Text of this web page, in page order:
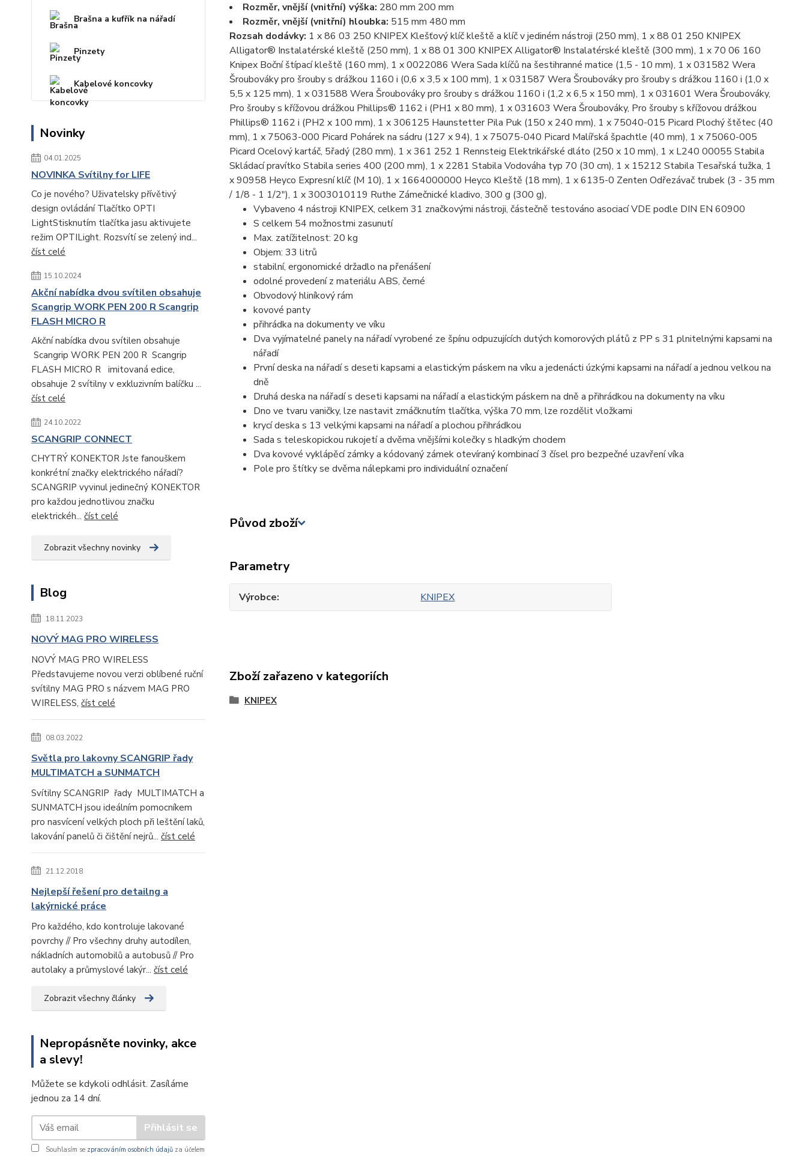
Brašna a kufřík na nářadí
Pinzety
Kabelové koncovky
Novinky
04.01.2025
NOVINKA Svítilny for LIFE
Co je nového? Uživatelsky přívětivý
design ovládání Tlačítko OPTI
LightStisknutím tlačítka jasu aktivujete
režim OPTILight. Rozsvítí se zelený ind...
číst celé
15.10.2024
Akční nabídka dvou svítilen obsahuje
Scangrip WORK PEN 200 R Scangrip
FLASH MICRO R
Akční nabídka dvou svítilen obsahuje
Scangrip WORK PEN 200 R Scangrip
FLASH MICRO R imitovaná edice,
obsahuje 2 svítilny v exkluzivním balíčku ...
číst celé
24.10.2022
SCANGRIP CONNECT
CHYTRÝ KONEKTOR Jste fanouškem
konkrétní značky elektrického nářadí?
SCANGRIP vyvinul jedinečný KONEKTOR
pro každou jednotlivou značku
elektrickéh... číst celé
Zobrazit všechny novinky
Blog
18.11.2023
NOVÝ MAG PRO WIRELESS
NOVÝ MAG PRO WIRELESS
Představujeme novou verzi oblíbené ruční
svítilny MAG PRO s názvem MAG PRO
WIRELESS, číst celé
08.03.2022
Světla pro lakovny SCANGRIP řady
MULTIMATCH a SUNMATCH
Svítilny SCANGRIP řady MULTIMATCH a
SUNMATCH jsou ideálním pomocníkem
pro nasvícení velkých ploch při leštění laků,
lakování panelů či čištění nejrů... číst celé
21.12.2018
Nejlepší řešení pro detailng a
lakýrnické práce
Pro každého, kdo kontroluje lakované
povrchy // Pro všechny druhy autodílen,
nákladních automobilů a autobusů // Pro
autolaky a průmyslové lakýr... číst celé
Zobrazit všechny články
Nepropásněte novinky, akce
a slevy!
Můžete se kdykoli odhlásit. Zasíláme
jednou za 14 dní.
Přihlásit se
Souhlasím se zpracováním osobních údajů za účelem
Rozměr, vnější (vnitřní) výška: 280 mm 200 mm
Rozměr, vnější (vnitřní) hloubka: 515 mm 480 mm
Rozsah dodávky: 1 x 86 03 250 KNIPEX Klešťový klíč kleště a klíč v jediném nástroji (250 mm), 1 x 88 01 250 KNIPEX
Alligator® Instalatérské kleště (250 mm), 1 x 88 01 300 KNIPEX Alligator® Instalatérské kleště (300 mm), 1 x 70 06 160
Knipex Boční štípací kleště (160 mm), 1 x 0022086 Wera Sada klíčů na šestihranné matice (1,5 - 10 mm), 1 x 031582 Wera
Šroubováky pro šrouby s drážkou 1160 i (0,6 x 3,5 x 100 mm), 1 x 031587 Wera Šroubováky pro šrouby s drážkou 1160 i (1,0 x
5,5 x 125 mm), 1 x 031588 Wera Šroubováky pro šrouby s drážkou 1160 i (1,2 x 6,5 x 150 mm), 1 x 031601 Wera Šroubováky,
Pro šrouby s křížovou drážkou Phillips® 1162 i (PH1 x 80 mm), 1 x 031603 Wera Šroubováky, Pro šrouby s křížovou drážkou
Phillips® 1162 i (PH2 x 100 mm), 1 x 306125 Haunstetter Pila Puk (150 x 240 mm), 1 x 75040-015 Picard Plochý štětec (40
mm), 1 x 75063-000 Picard Pohárek na sádru (127 x 94), 1 x 75075-040 Picard Malířská špachtle (40 mm), 1 x 75060-005
Picard Ocelový kartáč, 5řadý (280 mm), 1 x 361 252 1 Rennsteig Elektrikářské dláto (250 x 10 mm), 1 x L240 00055 Stabila
Skládací pravítko Stabila series 400 (200 mm), 1 x 2281 Stabila Vodováha typ 70 (30 cm), 1 x 15212 Stabila Tesařská tužka, 1
x 90958 Heyco Expresní klíč (M 10), 1 x 1664000000 Heyco Kleště (18 mm), 1 x 6135-0 Zenten Odřezávač trubek (3 - 35 mm
/ 1/8 - 1 1/2"), 1 x 3003010119 Ruthe Zámečnické kladivo, 300 g (300 g),
Vybaveno 4 nástroji KNIPEX, celkem 31 značkovými nástroji, částečně testováno asociací VDE podle DIN EN 60900
S celkem 54 možnostmi zasunutí
Max. zatížitelnost: 20 kg
Objem: 33 litrů
stabilní, ergonomické držadlo na přenášení
odolné provedení z materiálu ABS, černé
Obvodový hliníkový rám
kovové panty
přihrádka na dokumenty ve víku
Dva vyjímatelné panely na nářadí vyrobené ze špínu odpuzujících dutých komorových plátů z PP s 31 plnitelnými kapsami na
nářadí
První deska na nářadí s deseti kapsami a elastickým páskem na víku a jedenácti úzkými kapsami na nářadí a jednou velkou na
dně
Druhá deska na nářadí s deseti kapsami na nářadí a elastickým páskem na dně a přihrádkou na dokumenty na víku
Dno ve tvaru vaničky, lze nastavit zmáčknutím tlačítka, výška 70 mm, lze rozdělit vložkami
krycí deska s 13 velkými kapsami na nářadí a plochou přihrádkou
Sada s teleskopickou rukojetí a dvěma vnějšími kolečky s hladkým chodem
Dva kovové vyklápěcí zámky a kódovaný zámek otevíraný kombinací 3 čísel pro bezpečné uzavření víka
Pole pro štítky se dvěma nálepkami pro individuální označení
Původ zboží
Parametry
Výrobce KNIPEX
Zboží zařazeno v kategoriích
KNIPEX